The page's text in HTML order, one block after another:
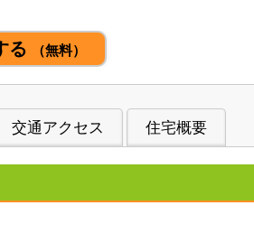
る （無料）
交通アクセス 住宅概要